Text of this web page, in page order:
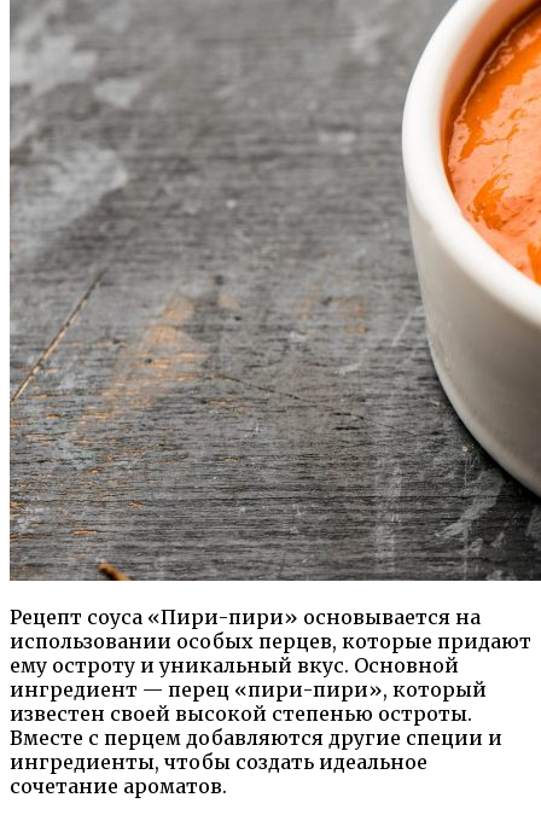
Рецепт соуса «Пири-пири» основывается на
использовании особых перцев, которые придают
ему остроту и уникальный вкус. Основной
ингредиент — перец «пири-пири», который
известен своей высокой степенью остроты.
Вместе с перцем добавляются другие специи и
ингредиенты, чтобы создать идеальное
сочетание ароматов.